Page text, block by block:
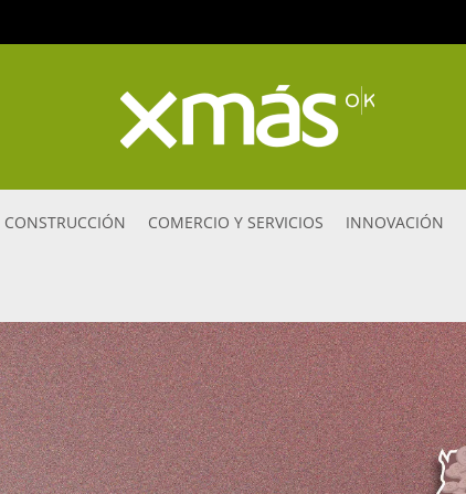
CONSTRUCCIÓN COMERCIO Y SERVICIOS INNOVACIÓN